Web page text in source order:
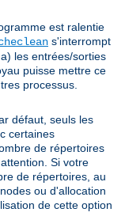
est ralentie
s'interrompt
les entrées/sorties
puisse mettre ce
processus.
défaut, seuls les
certaines
de répertoires
Si votre
de répertoires, au
ou d'allocation
de cette option